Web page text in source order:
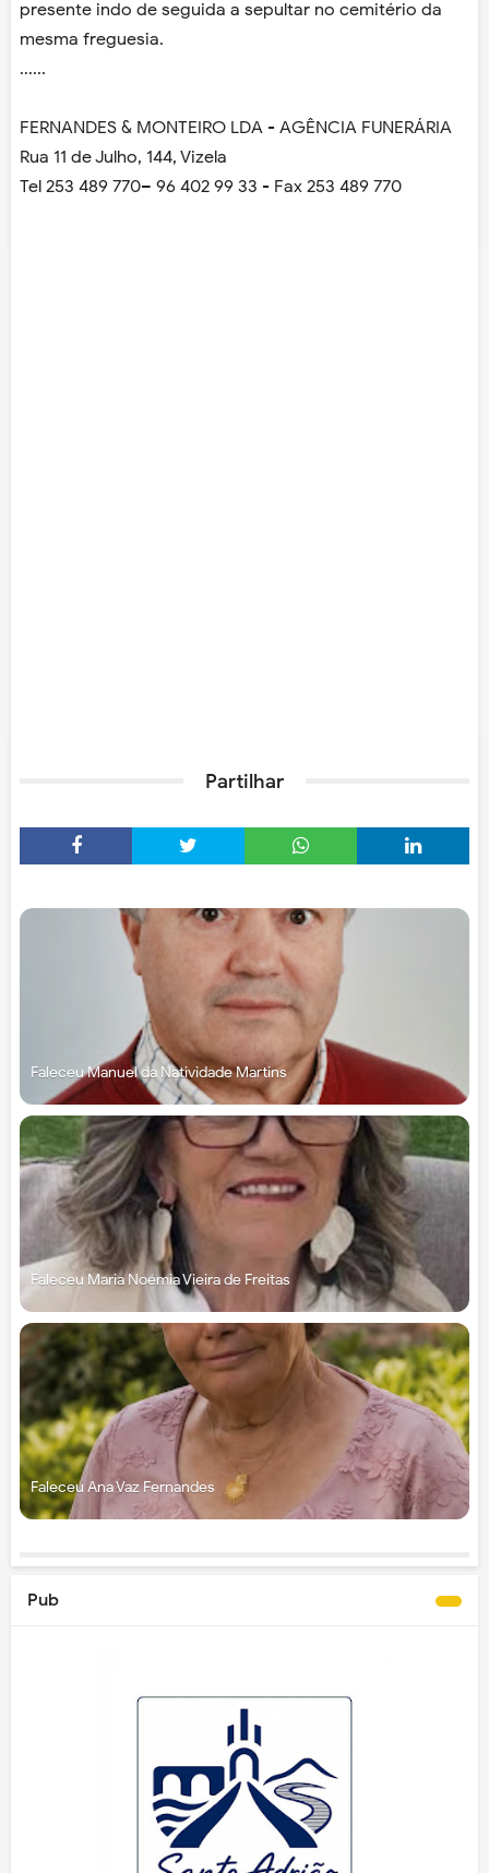
presente indo de seguida a sepultar no cemitério da
mesma freguesia.
......
FERNANDES & MONTEIRO LDA - AGÊNCIA FUNERÁRIA
Rua 11 de Julho, 144, Vizela
Tel 253 489 770– 96 402 99 33 - Fax 253 489 770
Partilhar
Faleceu Manuel da Natividade Martins
Faleceu Maria Noémia Vieira de Freitas
Faleceu Ana Vaz Fernandes
Pub